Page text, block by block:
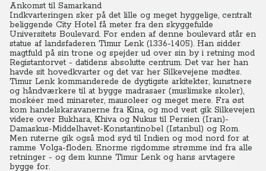
Ankomst til Samarkand
Indkvarteringen sker på det lille og meget hyggelige, centralt
beliggende City Hotel få meter fra den skyggefulde
Universitets Boulevard. For enden af denne boulevard står en
statue af landsfaderen Timur Lenk (1336-1405). Han sidder
magtfuld på sin trone og spejder ud over sin by i retning mod
Registantorvet - datidens absolutte centrum. Det var her han
havde sit hovedkvarter og det var her Silkevejene mødtes.
Timur Lenk kommanderede de dygtigste arkitekter, kunstnere
og håndværkere til at bygge madrasaer (muslimske skoler),
moskéer med minareter, mausoleer og meget mere. Fra øst
kom handelskaravanerne fra Kina, og mod vest gik Silkevejen
videre over Bukhara, Khiva og Nukus til Persien (Iran)-
Damaskus-Middelhavet-Konstantinobel (Istanbul) og Rom.
Men ruterne gik også mod syd til Indien og mod nord for at
ramme Volga-floden. Enorme rigdomme strømme ind fra alle
retninger - og dem kunne Timur Lenk og hans arvtagere
bygge for.